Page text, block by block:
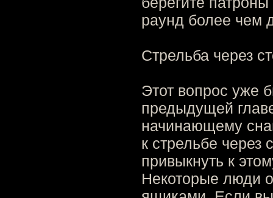
раунд более чем
Стрельба через
Этот вопрос уже
предыдущей
начинающему
к стрельбе
привыкнуть к
Некоторые люди